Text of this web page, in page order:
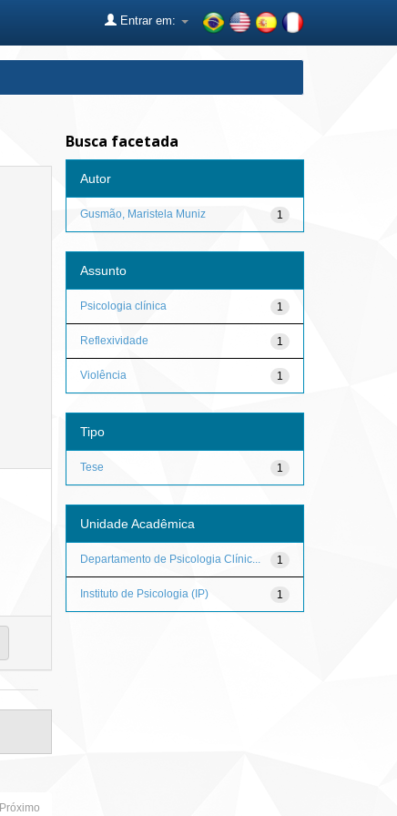
Entrar em:
Próximo
Busca facetada
Autor
1
Gusmão, Maristela Muniz
Assunto
1
Psicologia clínica
1
Reflexividade
1
Violência
Tipo
1
Tese
Unidade Acadêmica
1
Departamento de Psicologia Clínic...
1
Instituto de Psicologia (IP)